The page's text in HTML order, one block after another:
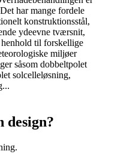
har mange fordele
konstruktionsstål,
ydeevne tværsnit,
til forskellige
miljøer
såsom dobbeltpolet
solcelleløsning,